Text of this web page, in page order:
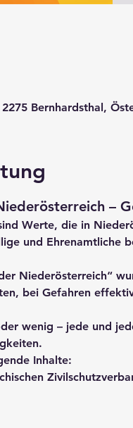
Bernhardsthal,
–
Werte, die in
und Ehrenamtliche
Niederösterreich“
bei Gefahren
wenig – jede und
Inhalte: